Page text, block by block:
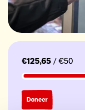
€125,65 / €50
Doneer